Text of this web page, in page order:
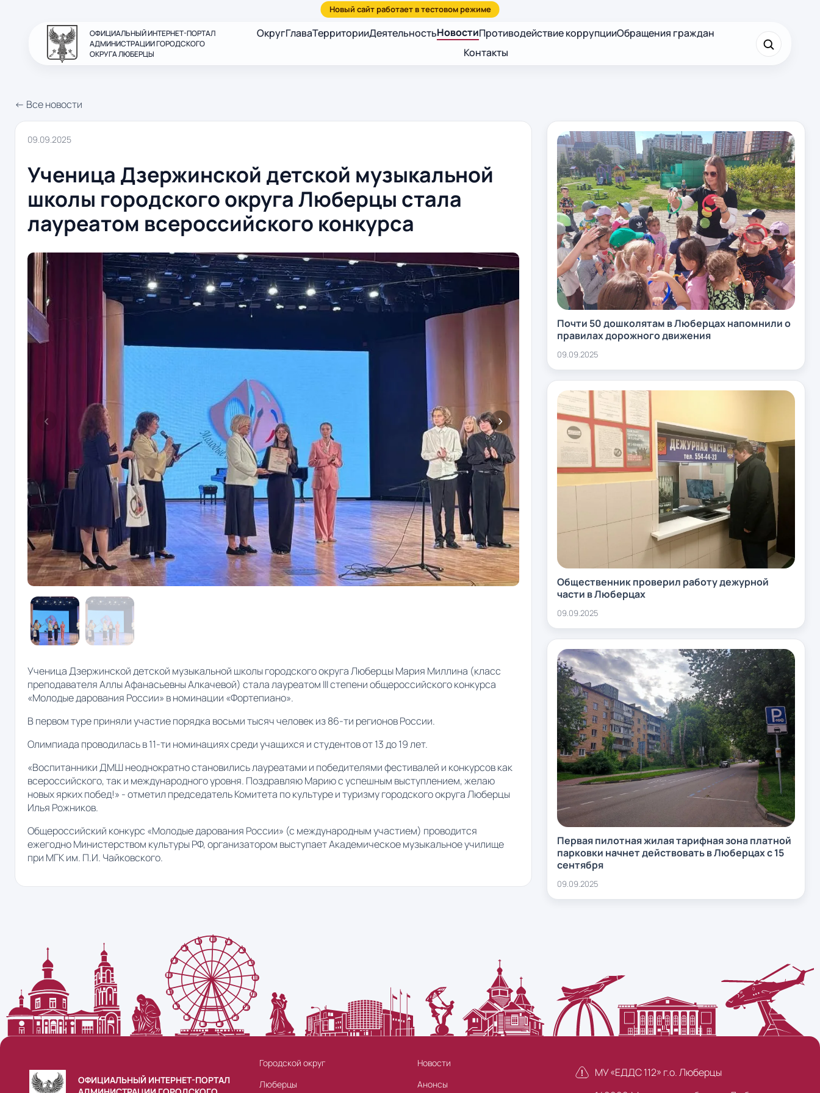
ОФИЦИАЛЬНЫЙ ИНТЕРНЕТ-ПОРТАЛ
АДМИНИСТРАЦИИ ГОРОДСКОГО
ОКРУГА ЛЮБЕРЦЫ
ОкругГлаваТерриторииДеятельностьНовостиПротиводействие коррупцииОбращения граждан
Контакты
← Все новости
09.09.2025
Ученица Дзержинской детской музыкальной
школы городского округа Люберцы стала
лауреатом всероссийского конкурса
Ученица Дзержинской детской музыкальной школы городского округа Люберцы Мария Миллина (класс
преподавателя Аллы Афанасьевны Алкачевой) стала лауреатом III степени общероссийского конкурса
«Молодые дарования России» в номинации «Фортепиано».
В первом туре приняли участие порядка восьми тысяч человек из 86-ти регионов России.
Олимпиада проводилась в 11-ти номинациях среди учащихся и студентов от 13 до 19 лет.
«Воспитанники ДМШ неоднократно становились лауреатами и победителями фестивалей и конкурсов как
всероссийского, так и международного уровня. Поздравляю Марию с успешным выступлением, желаю
новых ярких побед!» - отметил председатель Комитета по культуре и туризму городского округа Люберцы
Илья Рожников.
Общероссийский конкурс «Молодые дарования России» (с международным участием) проводится
ежегодно Министерством культуры РФ, организатором выступает Академическое музыкальное училище
при МГК им. П.И. Чайковского.
Почти 50 дошколятам в Люберцах напомнили о
правилах дорожного движения
09.09.2025
Общественник проверил работу дежурной
части в Люберцах
09.09.2025
Первая пилотная жилая тарифная зона платной
парковки начнет действовать в Люберцах с 15
сентября
09.09.2025
ОФИЦИАЛЬНЫЙ ИНТЕРНЕТ-ПОРТАЛ
Городской округ
Люберцы
Новости
Анонсы
МУ «ЕДДС 112» г.о. Люберцы